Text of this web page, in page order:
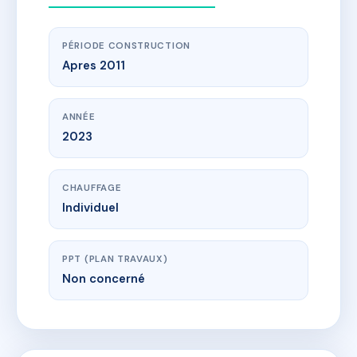
PÉRIODE CONSTRUCTION
Apres 2011
ANNÉE
2023
CHAUFFAGE
Individuel
PPT (PLAN TRAVAUX)
Non concerné